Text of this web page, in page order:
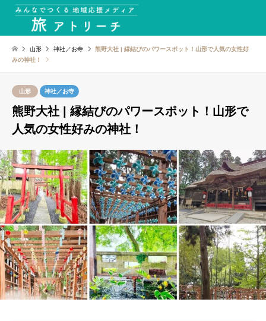
山形 神社／お寺
熊野大社 | 縁結びのパワースポット！山形で人気の女性好
みの神社！
山形 神社／お寺
熊野大社 | 縁結びのパワースポット！山形で
人気の女性好みの神社！